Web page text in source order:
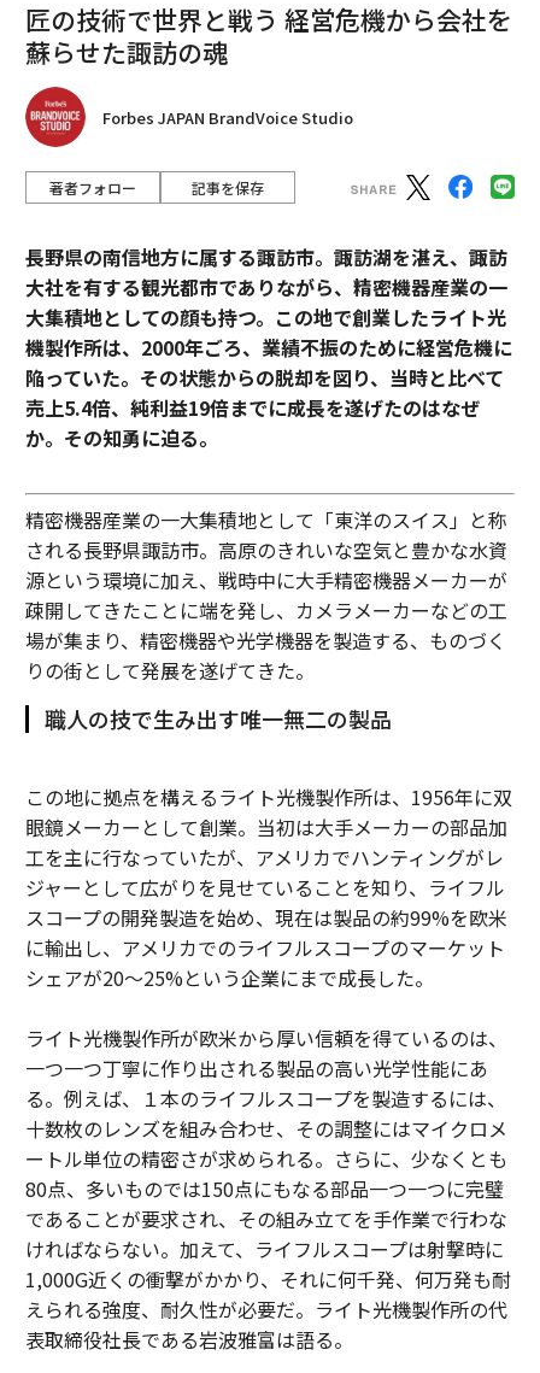
匠の技術で世界と戦う 経営危機から会社を
蘇らせた諏訪の魂
Forbes JAPAN BrandVoice Studio
著者フォロー 記事を保存
長野県の南信地方に属する諏訪市。諏訪湖を湛え、諏訪
大社を有する観光都市でありながら、精密機器産業の一
大集積地としての顔も持つ。この地で創業したライト光
機製作所は、2000年ごろ、業績不振のために経営危機に
陥っていた。その状態からの脱却を図り、当時と比べて
売上5.4倍、純利益19倍までに成長を遂げたのはなぜ
か。その知勇に迫る。
精密機器産業の一大集積地として「東洋のスイス」と称
される長野県諏訪市。高原のきれいな空気と豊かな水資
源という環境に加え、戦時中に大手精密機器メーカーが
疎開してきたことに端を発し、カメラメーカーなどの工
場が集まり、精密機器や光学機器を製造する、ものづく
りの街として発展を遂げてきた。
職人の技で生み出す唯一無二の製品
この地に拠点を構えるライト光機製作所は、1956年に双
眼鏡メーカーとして創業。当初は大手メーカーの部品加
工を主に行なっていたが、アメリカでハンティングがレ
ジャーとして広がりを見せていることを知り、ライフル
スコープの開発製造を始め、現在は製品の約99%を欧米
に輸出し、アメリカでのライフルスコープのマーケット
シェアが20〜25%という企業にまで成長した。
ライト光機製作所が欧米から厚い信頼を得ているのは、
一つ一つ丁寧に作り出される製品の高い光学性能にあ
る。例えば、１本のライフルスコープを製造するには、
十数枚のレンズを組み合わせ、その調整にはマイクロメ
ートル単位の精密さが求められる。さらに、少なくとも
80点、多いものでは150点にもなる部品一つ一つに完璧
であることが要求され、その組み立てを手作業で行わな
ければならない。加えて、ライフルスコープは射撃時に
1,000G近くの衝撃がかかり、それに何千発、何万発も耐
えられる強度、耐久性が必要だ。ライト光機製作所の代
表取締役社長である岩波雅富は語る。